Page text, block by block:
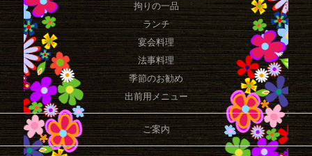
拘りの一品
ランチ
宴会料理
法事料理
季節のお勧め
出前用メニュー
ご案内